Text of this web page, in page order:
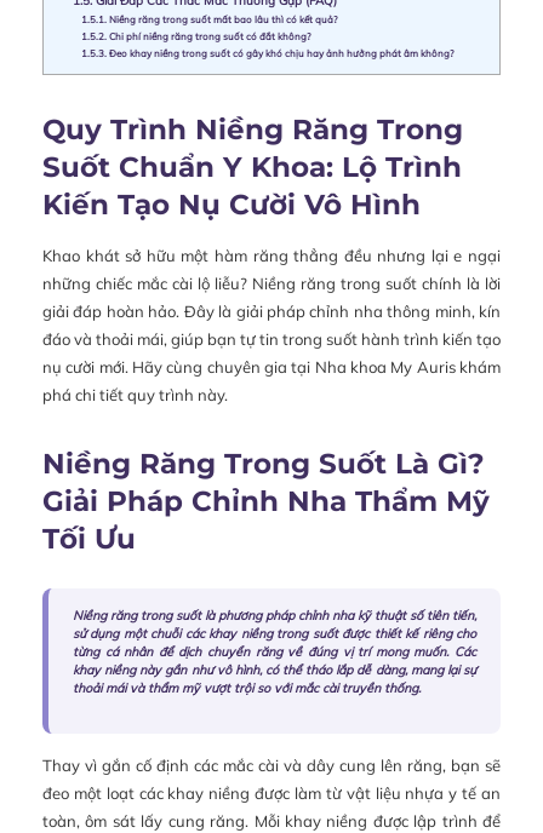
1.5.1. Niềng răng trong suốt mất bao lâu thì có kết quả?
1.5.2. Chi phí niềng răng trong suốt có đắt không?
1.5.3. Đeo khay niềng trong suốt có gây khó chịu hay ảnh hưởng phát âm không?
Quy Trình Niềng Răng Trong
Suốt Chuẩn Y Khoa: Lộ Trình
Kiến Tạo Nụ Cười Vô Hình
Khao khát sở hữu một hàm răng thẳng đều nhưng lại e ngại
những chiếc mắc cài lộ liễu? Niềng răng trong suốt chính là lời
giải đáp hoàn hảo. Đây là giải pháp chỉnh nha thông minh, kín
đáo và thoải mái, giúp bạn tự tin trong suốt hành trình kiến tạo
nụ cười mới. Hãy cùng chuyên gia tại Nha khoa My Auris khám
phá chi tiết quy trình này.
Niềng Răng Trong Suốt Là Gì?
Giải Pháp Chỉnh Nha Thẩm Mỹ
Tối Ưu
Niềng răng trong suốt là phương pháp chỉnh nha kỹ thuật số tiên tiến,
sử dụng một chuỗi các khay niềng trong suốt được thiết kế riêng cho
từng cá nhân để dịch chuyển răng về đúng vị trí mong muốn. Các
khay niềng này gần như vô hình, có thể tháo lắp dễ dàng, mang lại sự
thoải mái và thẩm mỹ vượt trội so với mắc cài truyền thống.
Thay vì gắn cố định các mắc cài và dây cung lên răng, bạn sẽ
đeo một loạt các khay niềng được làm từ vật liệu nhựa y tế an
toàn, ôm sát lấy cung răng. Mỗi khay niềng được lập trình để